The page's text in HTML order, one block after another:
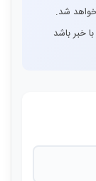
شد.
خبر باشد